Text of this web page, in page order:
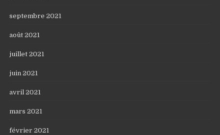
septembre 2021
août 2021
juillet 2021
juin 2021
avril 2021
mars 2021
février 2021